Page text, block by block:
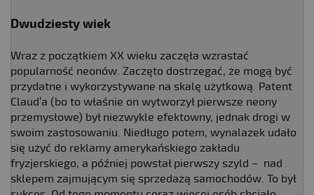
Dwudziesty wiek
Wraz z początkiem XX wieku zaczęła wzrastać
popularność neonów. Zaczęto dostrzegać, że mogą być
przydatne i wykorzystywane na skalę użytkową. Patent
Claud’a (bo to właśnie on wytworzył pierwsze neony
przemysłowe) był niezwykle efektowny, jednak drogi w
swoim zastosowaniu. Niedługo potem, wynalazek udało
się użyć do reklamy amerykańskiego zakładu
fryzjerskiego, a później powstał pierwszy szyld – nad
sklepem zajmującym się sprzedażą samochodów. To był